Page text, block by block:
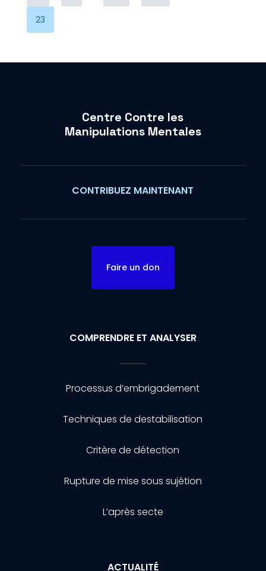
Page
23
Centre Contre les
Manipulations Mentales
CONTRIBUEZ MAINTENANT
Faire un don
COMPRENDRE ET ANALYSER
Processus d’embrigadement
Techniques de destabilisation
Critère de détection
Rupture de mise sous sujétion
L’après secte
ACTUALITÉ